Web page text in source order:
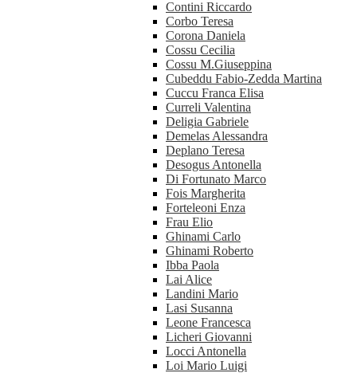
Contini Riccardo
Corbo Teresa
Corona Daniela
Cossu Cecilia
Cossu M.Giuseppina
Cubeddu Fabio-Zedda Martina
Cuccu Franca Elisa
Curreli Valentina
Deligia Gabriele
Demelas Alessandra
Deplano Teresa
Desogus Antonella
Di Fortunato Marco
Fois Margherita
Forteleoni Enza
Frau Elio
Ghinami Carlo
Ghinami Roberto
Ibba Paola
Lai Alice
Landini Mario
Lasi Susanna
Leone Francesca
Licheri Giovanni
Locci Antonella
Loi Mario Luigi